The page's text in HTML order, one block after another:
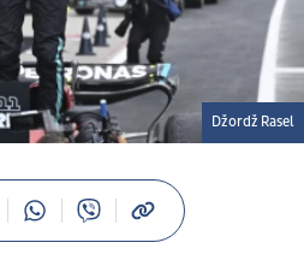
Džordž Rasel